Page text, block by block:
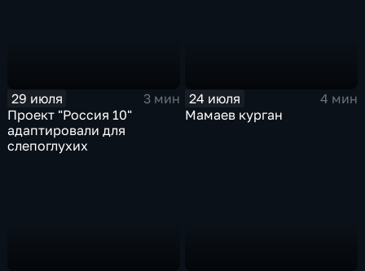
29 июля
3 мин
Проект "Россия 10"
адаптировали для
слепоглухих
24 июля
4 мин
Мамаев курган